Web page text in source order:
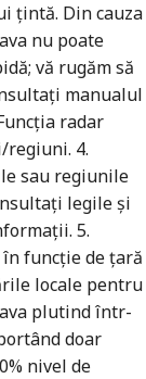
țintă. Din cauza
nu poate
vă rugăm să
manualul
radar
regiuni. 4.
sau regiunile
legile și
5.
funcție de țară
locale pentru
plutind într-
doar
nivel de